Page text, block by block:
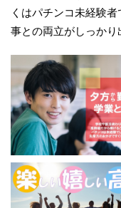
くはパチンコ未経験
事との両立がしっかり